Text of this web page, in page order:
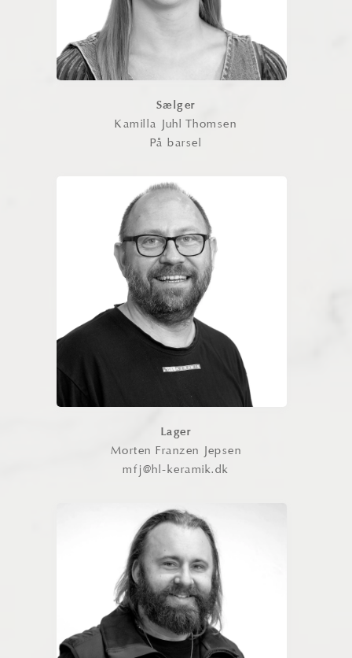
butikken.
Sælger
Kamilla Juhl Thomsen
På barsel
Morten Franzen Jepsen
Morten har stor viden om både fliser
og tilbehør. Han møder alle kunder
med et smil og sørger for, at alt bliver
pakket og klargjort med omhu. Morten
er idérig og brænder for kundeservice
på lageret, hvor han altid gør sit
bedste for at sikre en god oplevelse
for alle.
Kontakt
Lager
Morten Franzen Jepsen
mfj@hl-keramik.dk
Martin Lykke Skovsgaard
Martin har styr på hele logistikken – fra
varemodtagelse og pakning til
bestilling af fragt. Med sans for
detaljer og høj pålidelighed sikrer han,
at alle ordrer bliver håndteret effektivt
og leveret sikkert.